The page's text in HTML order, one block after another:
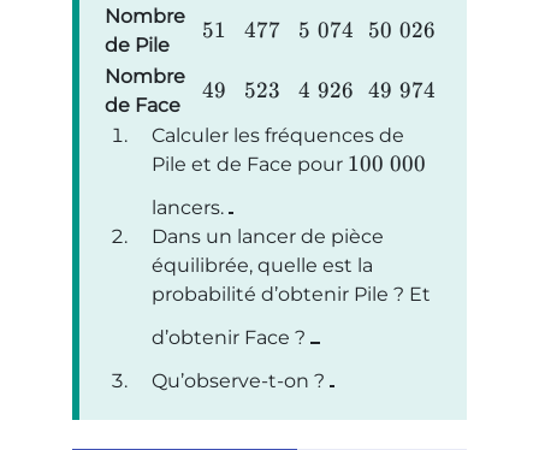
Nombre
de Pile
51 477 5 074 50 026
Nombre
de Face
49 523 4 926 49 974
Calculer les fréquences de
Pile et de Face pour 100 000
lancers.
Dans un lancer de pièce
équilibrée, quelle est la
probabilité d’obtenir Pile ? Et
d’obtenir Face ?
Qu’observe-t-on ?